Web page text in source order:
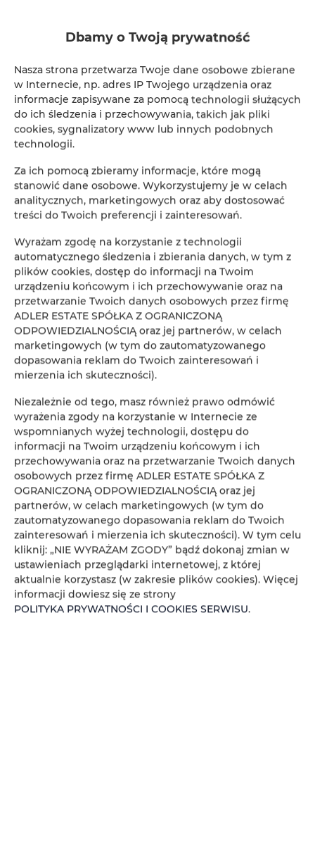
Dbamy o Twoją prywatność
Nasza strona przetwarza Twoje dane osobowe zbierane
w Internecie, np. adres IP Twojego urządzenia oraz
informacje zapisywane za pomocą technologii służących
do ich śledzenia i przechowywania, takich jak pliki
cookies, sygnalizatory www lub innych podobnych
technologii.
Za ich pomocą zbieramy informacje, które mogą
stanowić dane osobowe. Wykorzystujemy je w celach
analitycznych, marketingowych oraz aby dostosować
treści do Twoich preferencji i zainteresowań.
Wyrażam zgodę na korzystanie z technologii
automatycznego śledzenia i zbierania danych, w tym z
plików cookies, dostęp do informacji na Twoim
urządzeniu końcowym i ich przechowywanie oraz na
przetwarzanie Twoich danych osobowych przez firmę
ADLER ESTATE SPÓŁKA Z OGRANICZONĄ
ODPOWIEDZIALNOŚCIĄ oraz jej partnerów, w celach
marketingowych (w tym do zautomatyzowanego
dopasowania reklam do Twoich zainteresowań i
mierzenia ich skuteczności).
Niezależnie od tego, masz również prawo odmówić
wyrażenia zgody na korzystanie w Internecie ze
wspomnianych wyżej technologii, dostępu do
informacji na Twoim urządzeniu końcowym i ich
przechowywania oraz na przetwarzanie Twoich danych
osobowych przez firmę ADLER ESTATE SPÓŁKA Z
OGRANICZONĄ ODPOWIEDZIALNOŚCIĄ oraz jej
partnerów, w celach marketingowych (w tym do
zautomatyzowanego dopasowania reklam do Twoich
zainteresowań i mierzenia ich skuteczności). W tym celu
kliknij: „NIE WYRAŻAM ZGODY” bądź dokonaj zmian w
ustawieniach przeglądarki internetowej, z której
aktualnie korzystasz (w zakresie plików cookies). Więcej
informacji dowiesz się ze strony
POLITYKA PRYWATNOŚCI I COOKIES SERWISU.